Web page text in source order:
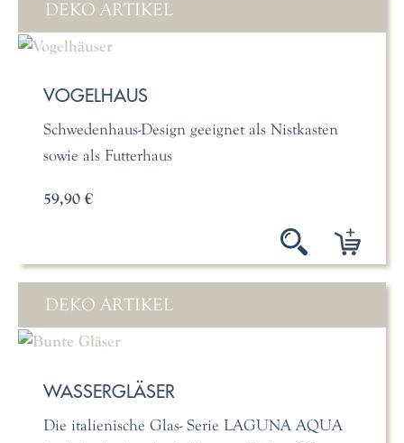
DEKO ARTIKEL
VOGELHAUS
Schwedenhaus-Design geeignet als Nistkasten
sowie als Futterhaus
59,90 €
DEKO ARTIKEL
WASSERGLÄSER
Die italienische Glas- Serie LAGUNA AQUA